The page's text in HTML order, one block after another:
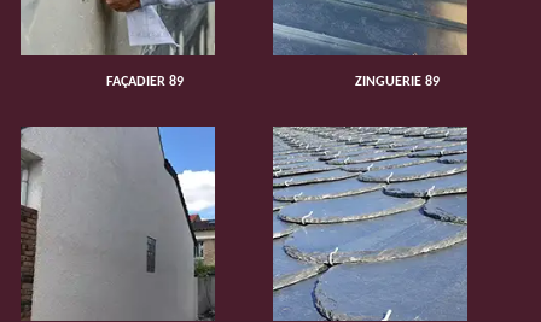
FAÇADIER 89 ZINGUERIE 89